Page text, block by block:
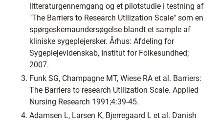
litteraturgennemgang og et pilotstudie i testning af
"The Barriers to Research Utilization Scale" som en
spørgeskemaundersøgelse blandt et sample af
kliniske sygeplejersker. Århus: Afdeling for
Sygeplejevidenskab, Institut for Folkesundhed;
2007.
Funk SG, Champagne MT, Wiese RA et al. Barriers:
The Barriers to research Utilization Scale. Applied
Nursing Research 1991;4:39-45.
Adamsen L, Larsen K, Bjerregaard L et al. Danish